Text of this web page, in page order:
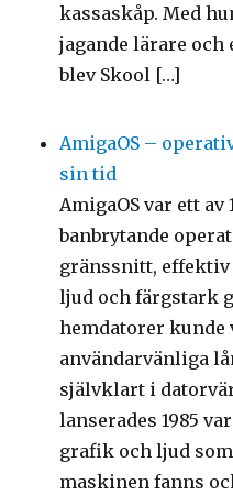
kassaskåp. Med
jagande lärare
blev Skool […]
AmigaOS –
sin tid
AmigaOS var ett
banbrytande
gränssnitt,
ljud och färgstark
hemdatorer kunde
användarvänliga
självklart i
lanserades 1985
grafik och ljud
maskinen fanns